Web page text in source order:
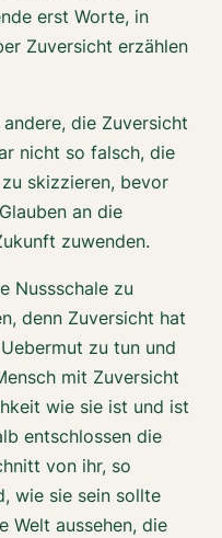
erst Worte, in
Zuversicht erzählen
die Zuversicht
nicht so falsch, die
skizzieren, bevor
an die
zuwenden.
Nussschale zu
denn Zuversicht hat
zu tun und
mit Zuversicht
wie sie ist und ist
entschlossen die
von ihr, so
wie sie sein sollte
Welt aussehen, die